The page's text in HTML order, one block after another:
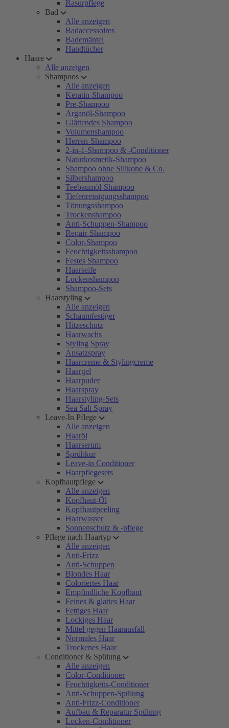
Rasurpflege
Bad
Alle anzeigen
Badaccessoires
Bademäntel
Handtücher
Haare
Alle anzeigen
Shampoos
Alle anzeigen
Keratin-Shampoo
Pre-Shampoo
Arganöl-Shampoo
Glättendes Shampoo
Volumenshampoo
Herren-Shampoo
2-in-1-Shampoo & -Conditioner
Naturkosmetik-Shampoo
Shampoo ohne Silikone & Co.
Silbershampoo
Teebaumöl-Shampoo
Tiefenreinigungsshampoo
Tönungsshampoo
Trockenshampoo
Anti-Schuppen-Shampoo
Repair-Shampoo
Color-Shampoo
Feuchtigkeitsshampoo
Festes Shampoo
Haarseife
Lockenshampoo
Shampoo-Sets
Haarstyling
Alle anzeigen
Schaumfestiger
Hitzeschutz
Haarwachs
Styling Spray
Ansatzspray
Haarcreme & Stylingcreme
Haargel
Haarpuder
Haarspray
Haarstyling-Sets
Sea Salt Spray
Leave-In Pflege
Alle anzeigen
Haaröl
Haarserum
Sprühkur
Leave-in Conditioner
Haarpflegesets
Kopfhautpflege
Alle anzeigen
Kopfhaut-Öl
Kopfhautpeeling
Haarwasser
Sonnenschutz & -pflege
Pflege nach Haartyp
Alle anzeigen
Anti-Frizz
Anti-Schuppen
Blondes Haar
Coloriertes Haar
Empfindliche Kopfhaut
Feines & glattes Haar
Fettiges Haar
Lockiges Haar
Mittel gegen Haarausfall
Normales Haar
Trockenes Haar
Conditioner & Spülung
Alle anzeigen
Color-Conditioner
Feuchtigkeits-Conditioner
Anti-Schuppen-Spülung
Anti-Frizz-Conditioner
Aufbau & Reparatur Spülung
Locken-Conditioner